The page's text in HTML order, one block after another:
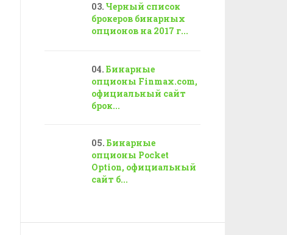
Черный список
брокеров бинарных
опционов на 2017 г...
Бинарные
опционы Finmax.com,
официальный сайт
брок...
Бинарные
опционы Pocket
Option, официальный
сайт б...